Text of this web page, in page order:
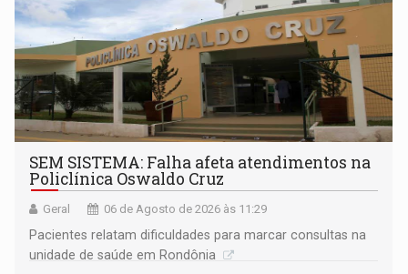
SEM SISTEMA: Falha afeta atendimentos na
Policlínica Oswaldo Cruz
Geral 06 de Agosto de 2026 às 11:29
Pacientes relatam dificuldades para marcar consultas na
unidade de saúde em Rondônia